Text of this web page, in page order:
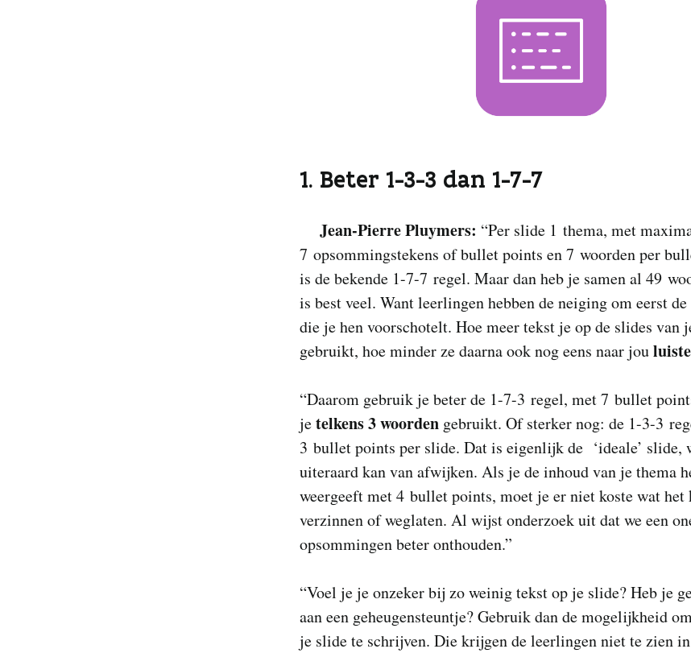
1. Beter 1-3-3 dan 1-7-7
Jean-Pierre Pluymers: “Per slide 1 thema, met
7 opsommingstekens of bullet points en 7 woorden per
is de bekende 1-7-7 regel. Maar dan heb je samen al 49
is best veel. Want leerlingen hebben de neiging om eerst
die je hen voorschotelt. Hoe meer tekst je op de slides van
gebruikt, hoe minder ze daarna ook nog eens naar jou
“Daarom gebruik je beter de 1-7-3 regel, met 7 bullet
jetelkens 3 woorden gebruikt. Of sterker nog: de 1-3-3
3 bullet points per slide. Dat is eigenlijk de ‘ideale’ slide,
uiteraard kan van afwijken. Als je de inhoud van je thema
weergeeft met 4 bullet points, moet je er niet koste wat het
verzinnen of weglaten. Al wijst onderzoek uit dat we een
opsommingen beter onthouden.”
“Voel je je onzeker bij zo weinig tekst op je slide? Heb je
aan een geheugensteuntje? Gebruik dan de mogelijkheid
je slide te schrijven. Die krijgen de leerlingen niet te zien